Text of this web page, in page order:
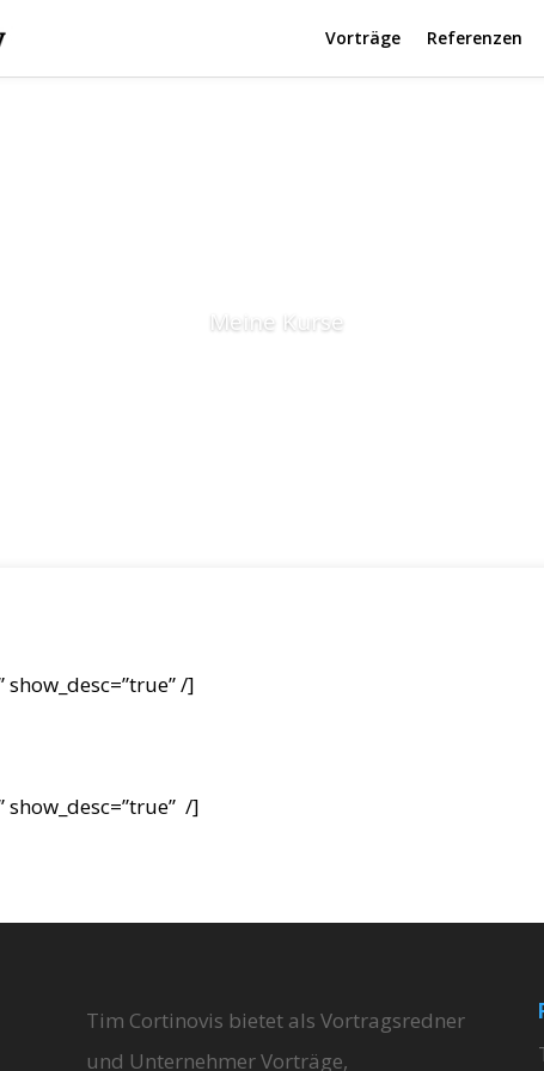
Vorträge Referenzen
Meine Kurse
/]
show_desc=”true” /]
Tim Cortinovis bietet als Vortragsredner
und Unternehmer Vorträge,